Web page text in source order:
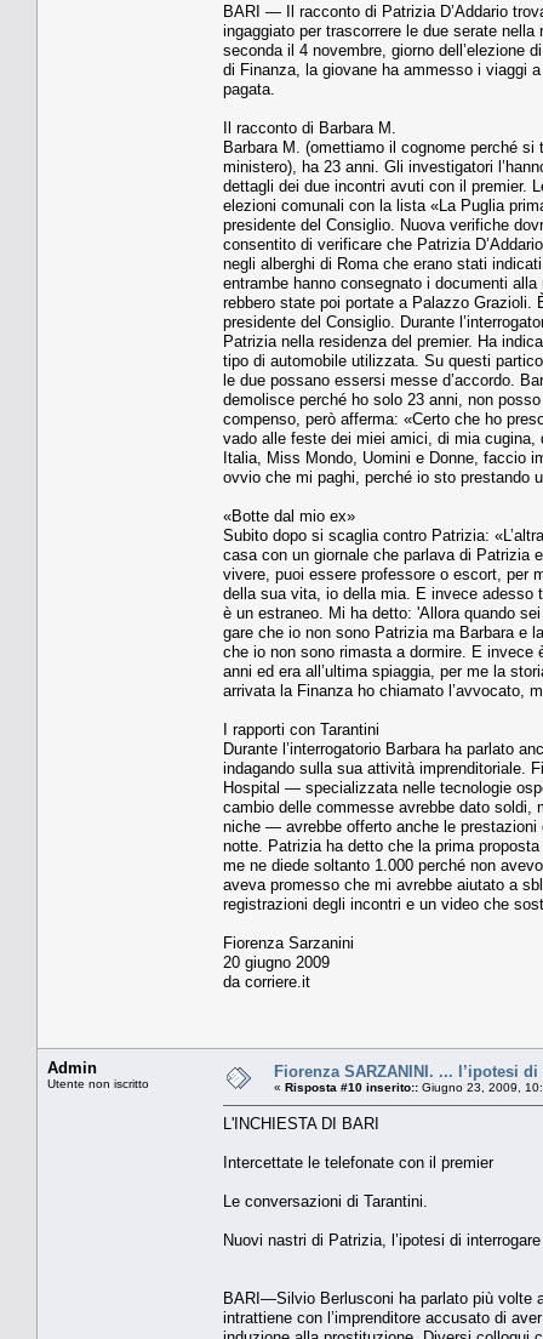
BARI — Il racconto di Patri­zia D’Addario
ingaggiato per trascor­rere le due serate
seconda il 4 no­vembre, giorno dell’elezione
di Finan­za, la giovane ha ammesso i viaggi
paga­ta.
Il racconto di Barbara M.
Barbara M. (omettiamo il co­gnome perché
ministero), ha 23 anni. Gli investigatori
dettagli dei due incontri avuti con il premier.
elezioni comunali con la li­sta «La Puglia
presidente del Consi­glio. Nuova verifiche
consentito di verificare che Patrizia
negli alberghi di Roma che erano stati
entram­be hanno consegnato i docu­menti
rebbero state poi portate a Pa­lazzo Grazioli.
presidente del Con­siglio. Durante
Patrizia nella re­sidenza del premier. Ha
tipo di automobile utilizzata. Su que­sti
le due possano essersi mes­se d’accordo.
demolisce perché ho solo 23 anni, non
compenso, però afferma: «Certo che ho
vado alle feste dei miei amici, di mia
Italia, Miss Mon­do, Uomini e Donne, faccio
ovvio che mi paghi, perché io sto prestando
«Botte dal mio ex»
Subito dopo si scaglia contro Patrizia:
casa con un giornale che parlava di Patrizia
vivere, puoi essere professore o escort, per
della sua vita, io della mia. E invece ades­so
è un estraneo. Mi ha detto: 'Allora quando
gare che io non sono Patrizia ma Barbara e
che io non sono ri­masta a dormire. E
anni ed era al­l’ultima spiaggia, per me la
arrivata la Finanza ho chiamato l’avvoca­to,
I rapporti con Tarantini
Durante l’interrogatorio Bar­bara ha parlato
indagando sulla sua at­tività imprenditoriale.
Hospital — specializzata nelle tecnologie
cam­bio delle commesse avrebbe da­to
niche — avrebbe offerto anche le prestazioni
notte. Patrizia ha detto che la pri­ma
me ne diede soltan­to 1.000 perché non
aveva pro­messo che mi avrebbe aiutato a
regi­strazioni degli incontri e un vi­deo che
Fiorenza Sarzanini
20 giugno 2009
da corriere.it
Admin
Utente non iscritto
Fiorenza SARZANINI. ... l’ipotesi
« Risposta #10 inserito:: Giugno 23, 2009,
L'INCHIESTA DI BARI
Intercettate le telefonate con il premier
Le conversazioni di Tarantini.
Nuovi nastri di Patrizia, l’ipotesi di
BARI—Silvio Berlusconi ha parlato più volte
intrattiene con l’imprenditore accusato di